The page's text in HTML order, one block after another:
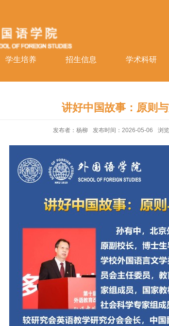
学生培养 招生信息 学术科研
讲好中国故事：原则
发布者：杨柳 发布时间：2026-05-06 浏